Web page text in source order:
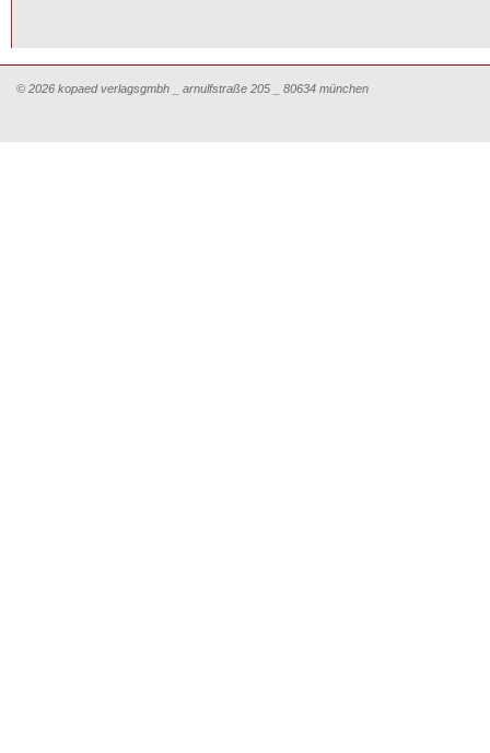
© 2026 kopaed verlagsgmbh _ arnulfstraße 205 _ 80634 münchen